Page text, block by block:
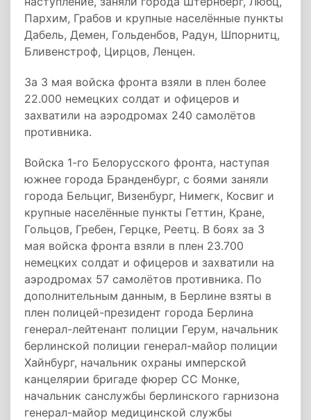
Пархим, Грабов и крупные населённые пункты
Дабель, Демен, Гольденбов, Радун, Шпорнитц,
Бливенстроф, Цирцов, Ленцен.
За 3 мая войска фронта взяли в плен более
22.000 немецких солдат и офицеров и
захватили на аэродромах 240 самолётов
противника.
Войска 1-го Белорусского фронта, наступая
южнее города Бранденбург, с боями заняли
города Бельциг, Визенбург, Нимегк, Косвиг и
крупные населённые пункты Геттин, Кране,
Гольцов, Гребен, Герцке, Реетц. В боях за 3
мая войска фронта взяли в плен 23.700
немецких солдат и офицеров и захватили на
аэродромах 57 самолётов противника. По
дополнительным данным, в Берлине взяты в
плен полицей-президент города Берлина
генерал-лейтенант полиции Герум, начальник
берлинской полиции генерал-майор полиции
Хайнбург, начальник охраны имперской
канцелярии бригаде фюрер СС Монке,
начальник санслужбы берлинского гарнизона
генерал-майор медицинской службы